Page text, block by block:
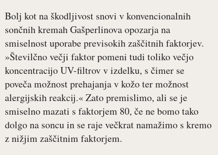
Bolj kot na škodljivost snovi v konvencionalnih
sončnih kremah Gašperlinova opozarja na
smiselnost uporabe previsokih zaščitnih faktorjev.
»Številčno večji faktor pomeni tudi toliko večjo
koncentracijo UV-filtrov v izdelku, s čimer se
poveča možnost prehajanja v kožo ter možnost
alergijskih reakcij.« Zato premislimo, ali se je
smiselno mazati s faktorjem 80, če ne bomo tako
dolgo na soncu in se raje večkrat namažimo s kremo
z nižjim zaščitnim faktorjem.